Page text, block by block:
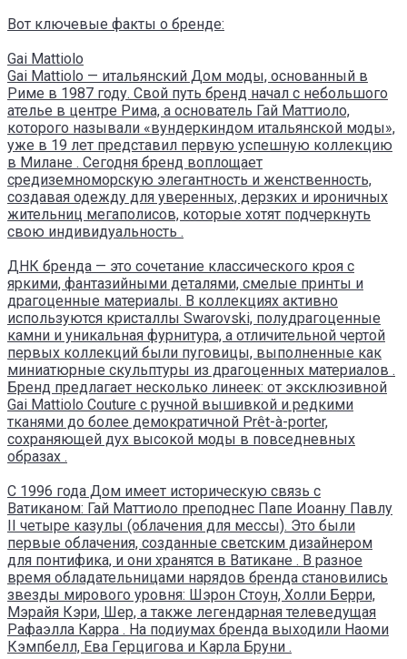
Вот ключевые факты о бренде:
Gai Mattiolo
Gai Mattiolo — итальянский Дом моды, основанный в
Риме в 1987 году. Свой путь бренд начал с небольшого
ателье в центре Рима, а основатель Гай Маттиоло,
которого называли «вундеркиндом итальянской моды»,
уже в 19 лет представил первую успешную коллекцию
в Милане . Сегодня бренд воплощает
средиземноморскую элегантность и женственность,
создавая одежду для уверенных, дерзких и ироничных
жительниц мегаполисов, которые хотят подчеркнуть
свою индивидуальность .
ДНК бренда — это сочетание классического кроя с
яркими, фантазийными деталями, смелые принты и
драгоценные материалы. В коллекциях активно
используются кристаллы Swarovski, полудрагоценные
камни и уникальная фурнитура, а отличительной чертой
первых коллекций были пуговицы, выполненные как
миниатюрные скульптуры из драгоценных материалов .
Бренд предлагает несколько линеек: от эксклюзивной
Gai Mattiolo Couture с ручной вышивкой и редкими
тканями до более демократичной Prêt-à-porter,
сохраняющей дух высокой моды в повседневных
образах .
С 1996 года Дом имеет историческую связь с
Ватиканом: Гай Маттиоло преподнес Папе Иоанну Павлу
II четыре казулы (облачения для мессы). Это были
первые облачения, созданные светским дизайнером
для понтифика, и они хранятся в Ватикане . В разное
время обладательницами нарядов бренда становились
звезды мирового уровня: Шэрон Стоун, Холли Берри,
Мэрайя Кэри, Шер, а также легендарная телеведущая
Рафаэлла Карра . На подиумах бренда выходили Наоми
Кэмпбелл, Ева Герцигова и Карла Бруни .